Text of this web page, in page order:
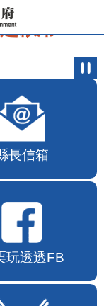
合作行列
長信箱
玩透透FB